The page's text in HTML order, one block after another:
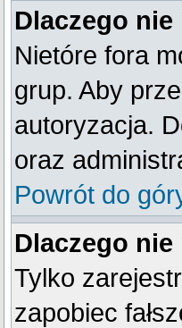
Dlaczego
Nietóre fora
grup. Aby
autoryzacja.
oraz
Powrót do
Dlaczego
Tylko
zapobiec